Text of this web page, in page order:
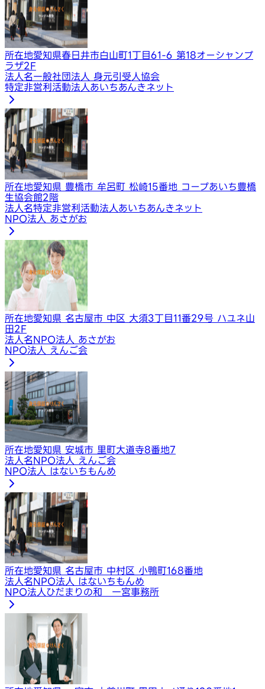
所在地愛知県春日井市白山町1丁目61-6 第18オーシャンプ
ラザ2F
法人名一般社団法人 身元引受人協会
特定非営利活動法人あいちあんきネット
所在地愛知県 豊橋市 牟呂町 松崎15番地 コープあいち豊橋
生協会館2階
法人名特定非営利活動法人あいちあんきネット
NPO法人 あさがお
所在地愛知県 名古屋市 中区 大須3丁目11番29号 ハユネ山
田2F
法人名NPO法人 あさがお
NPO法人 えんご会
所在地愛知県 安城市 里町大道寺8番地7
法人名NPO法人 えんご会
NPO法人 はないちもんめ
所在地愛知県 名古屋市 中村区 小鴨町168番地
法人名NPO法人 はないちもんめ
NPO法人ひだまりの和 一宮事務所